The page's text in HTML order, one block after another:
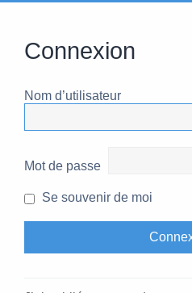
Connexion
Nom d’utilisateur
Mot de passe
Se souvenir de moi